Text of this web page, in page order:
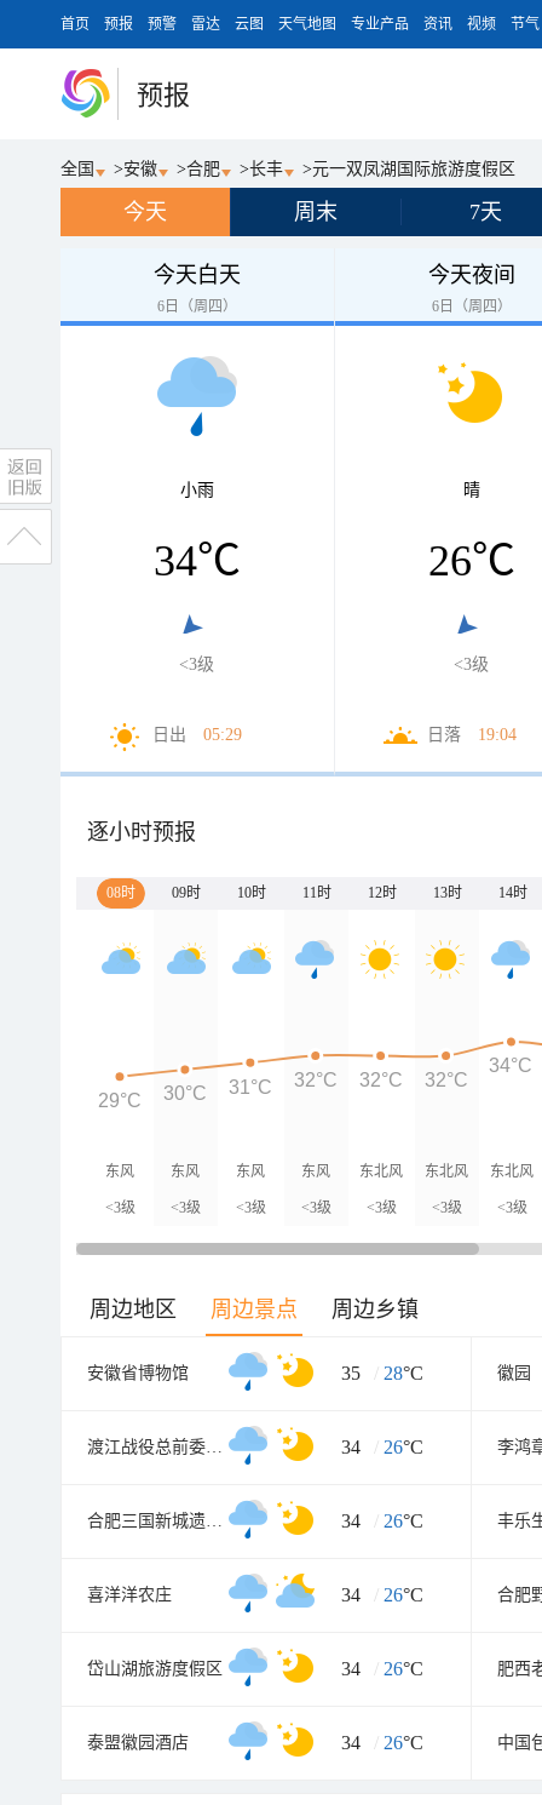
首页 预报 预警 雷达 云图 天气地图 专业产品 资讯 视频 节气
预报
全国 >安徽 >合肥 >长丰 >元一双凤湖国际旅游度假区
今天 周末 7天
今天白天
6日（周四）
小雨
34℃
<3级
日出 05:29
今天夜间
6日（周四）
晴
26℃
<3级
日落 19:04
逐小时预报
08时 09时 10时 11时 12时 13时 14时
东风
<3级
东风
<3级
东风
<3级
东风
<3级
东北风
<3级
东北风
<3级
东北风
<3级
29°C 30°C 31°C 32°C 32°C 32°C
34°C
周边地区 周边景点 周边乡镇
安徽省博物馆 35 / 28°C 徽园
渡江战役总前委参谋处旧址 34 / 26°C 李鸿
合肥三国新城遗址公园 34 / 26°C 丰乐
喜洋洋农庄 34 / 26°C 合肥
岱山湖旅游度假区 34 / 26°C 肥西
泰盟徽园酒店 34 / 26°C 中国